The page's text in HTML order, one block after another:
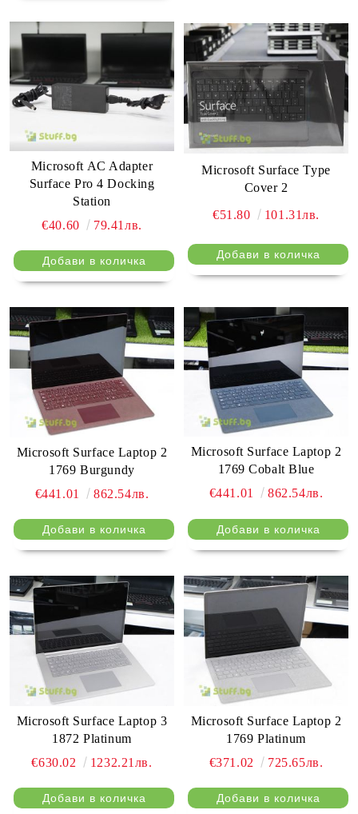
Microsoft AC Adapter
Surface Pro 4 Docking
Station
€40.60
79.41лв.
Microsoft Surface Type
Cover 2
€51.80 101.31лв.
Microsoft Surface Laptop 2
1769 Burgundy
€441.01
862.54лв.
Microsoft Surface Laptop 2
1769 Cobalt Blue
€441.01
862.54лв.
Microsoft Surface Laptop 3
1872 Platinum
€630.02
1232.21лв.
Microsoft Surface Laptop 2
1769 Platinum
€371.02
725.65лв.